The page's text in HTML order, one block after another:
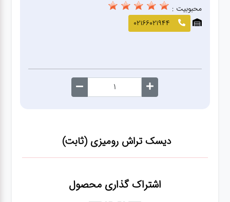
لوازم
معاینه
دیسک تراش رومیزی (ثابت)
اشتراک گذاری محصول
محبوبیت :
02166021944